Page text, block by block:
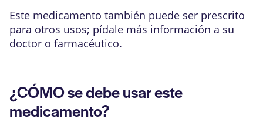
Este medicamento también puede ser prescrito
para otros usos; pídale más información a su
doctor o farmacéutico.
¿CÓMO se debe usar este
medicamento?